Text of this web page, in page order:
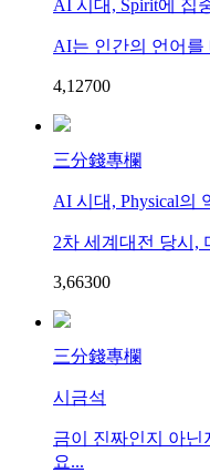
AI 시대, Spirit에 집
AI는 인간의 언어를
4,12700
三分錢專欄
AI 시대, Physical의
2차 세계대전 당시,
3,66300
三分錢專欄
시금석
금이 진짜인지 아닌
요...